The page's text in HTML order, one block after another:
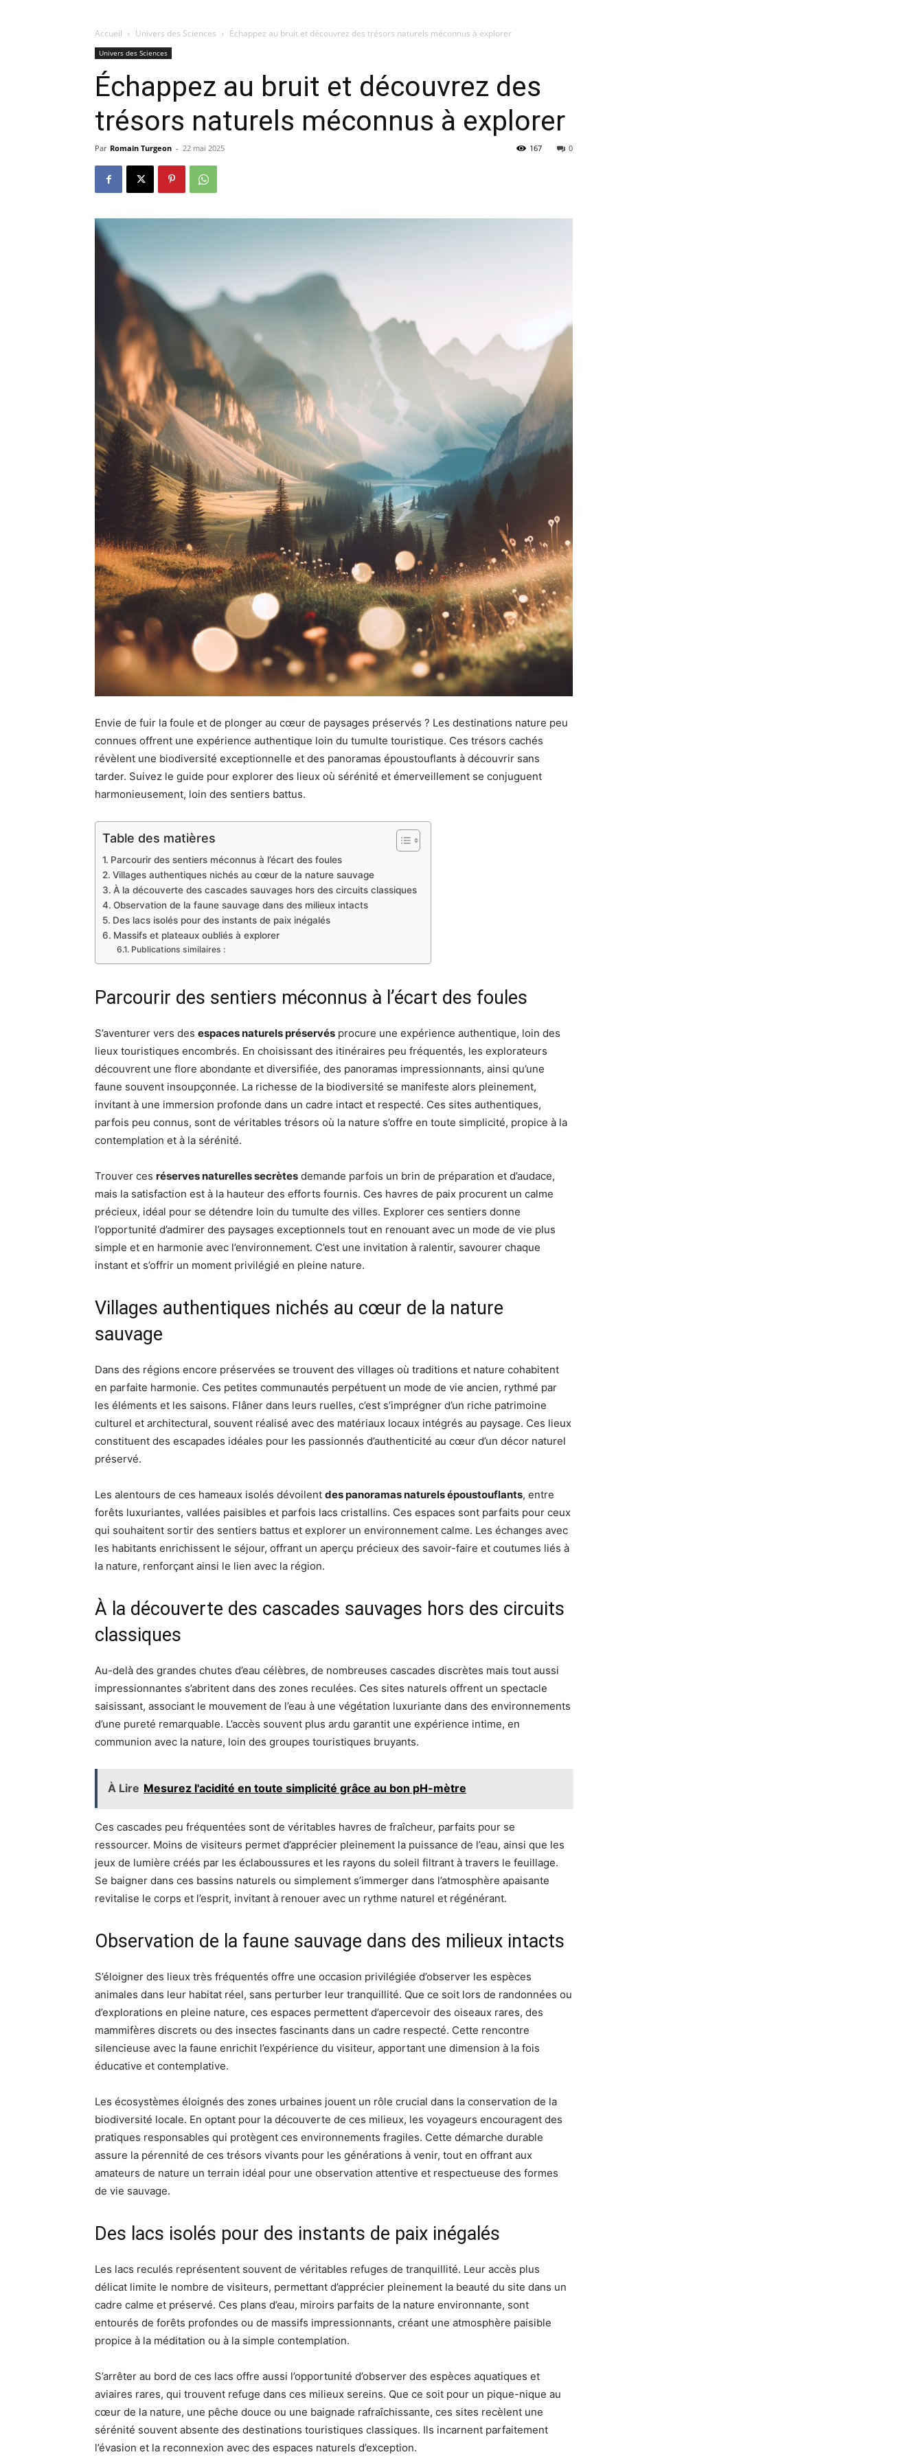
Accueil Univers des Sciences Échappez au bruit et découvrez des trésors naturels méconnus à explorer
Univers des Sciences
Échappez au bruit et découvrez des
trésors naturels méconnus à explorer
Par Romain Turgeon - 22 mai 2025 0
167
Envie de fuir la foule et de plonger au cœur de paysages préservés ? Les destinations nature peu
connues offrent une expérience authentique loin du tumulte touristique. Ces trésors cachés
révèlent une biodiversité exceptionnelle et des panoramas époustouflants à découvrir sans
tarder. Suivez le guide pour explorer des lieux où sérénité et émerveillement se conjuguent
harmonieusement, loin des sentiers battus.
Table des matières
Parcourir des sentiers méconnus à l’écart des foules
Villages authentiques nichés au cœur de la nature sauvage
À la découverte des cascades sauvages hors des circuits classiques
Observation de la faune sauvage dans des milieux intacts
Des lacs isolés pour des instants de paix inégalés
Massifs et plateaux oubliés à explorer
Publications similaires :
Parcourir des sentiers méconnus à l’écart des foules
S’aventurer vers des espaces naturels préservés procure une expérience authentique, loin des
lieux touristiques encombrés. En choisissant des itinéraires peu fréquentés, les explorateurs
découvrent une flore abondante et diversifiée, des panoramas impressionnants, ainsi qu’une
faune souvent insoupçonnée. La richesse de la biodiversité se manifeste alors pleinement,
invitant à une immersion profonde dans un cadre intact et respecté. Ces sites authentiques,
parfois peu connus, sont de véritables trésors où la nature s’offre en toute simplicité, propice à la
contemplation et à la sérénité.
Trouver ces réserves naturelles secrètes demande parfois un brin de préparation et d’audace,
mais la satisfaction est à la hauteur des efforts fournis. Ces havres de paix procurent un calme
précieux, idéal pour se détendre loin du tumulte des villes. Explorer ces sentiers donne
l’opportunité d’admirer des paysages exceptionnels tout en renouant avec un mode de vie plus
simple et en harmonie avec l’environnement. C’est une invitation à ralentir, savourer chaque
instant et s’offrir un moment privilégié en pleine nature.
Villages authentiques nichés au cœur de la nature
sauvage
Dans des régions encore préservées se trouvent des villages où traditions et nature cohabitent
en parfaite harmonie. Ces petites communautés perpétuent un mode de vie ancien, rythmé par
les éléments et les saisons. Flâner dans leurs ruelles, c’est s’imprégner d’un riche patrimoine
culturel et architectural, souvent réalisé avec des matériaux locaux intégrés au paysage. Ces lieux
constituent des escapades idéales pour les passionnés d’authenticité au cœur d’un décor naturel
préservé.
Les alentours de ces hameaux isolés dévoilent des panoramas naturels époustouflants, entre
forêts luxuriantes, vallées paisibles et parfois lacs cristallins. Ces espaces sont parfaits pour ceux
qui souhaitent sortir des sentiers battus et explorer un environnement calme. Les échanges avec
les habitants enrichissent le séjour, offrant un aperçu précieux des savoir-faire et coutumes liés à
la nature, renforçant ainsi le lien avec la région.
À la découverte des cascades sauvages hors des circuits
classiques
Au-delà des grandes chutes d’eau célèbres, de nombreuses cascades discrètes mais tout aussi
impressionnantes s’abritent dans des zones reculées. Ces sites naturels offrent un spectacle
saisissant, associant le mouvement de l’eau à une végétation luxuriante dans des environnements
d’une pureté remarquable. L’accès souvent plus ardu garantit une expérience intime, en
communion avec la nature, loin des groupes touristiques bruyants.
À Lire Mesurez l'acidité en toute simplicité grâce au bon pH-mètre
Ces cascades peu fréquentées sont de véritables havres de fraîcheur, parfaits pour se
ressourcer. Moins de visiteurs permet d’apprécier pleinement la puissance de l’eau, ainsi que les
jeux de lumière créés par les éclaboussures et les rayons du soleil filtrant à travers le feuillage.
Se baigner dans ces bassins naturels ou simplement s’immerger dans l’atmosphère apaisante
revitalise le corps et l’esprit, invitant à renouer avec un rythme naturel et régénérant.
Observation de la faune sauvage dans des milieux intacts
S’éloigner des lieux très fréquentés offre une occasion privilégiée d’observer les espèces
animales dans leur habitat réel, sans perturber leur tranquillité. Que ce soit lors de randonnées ou
d’explorations en pleine nature, ces espaces permettent d’apercevoir des oiseaux rares, des
mammifères discrets ou des insectes fascinants dans un cadre respecté. Cette rencontre
silencieuse avec la faune enrichit l’expérience du visiteur, apportant une dimension à la fois
éducative et contemplative.
Les écosystèmes éloignés des zones urbaines jouent un rôle crucial dans la conservation de la
biodiversité locale. En optant pour la découverte de ces milieux, les voyageurs encouragent des
pratiques responsables qui protègent ces environnements fragiles. Cette démarche durable
assure la pérennité de ces trésors vivants pour les générations à venir, tout en offrant aux
amateurs de nature un terrain idéal pour une observation attentive et respectueuse des formes
de vie sauvage.
Des lacs isolés pour des instants de paix inégalés
Les lacs reculés représentent souvent de véritables refuges de tranquillité. Leur accès plus
délicat limite le nombre de visiteurs, permettant d’apprécier pleinement la beauté du site dans un
cadre calme et préservé. Ces plans d’eau, miroirs parfaits de la nature environnante, sont
entourés de forêts profondes ou de massifs impressionnants, créant une atmosphère paisible
propice à la méditation ou à la simple contemplation.
S’arrêter au bord de ces lacs offre aussi l’opportunité d’observer des espèces aquatiques et
aviaires rares, qui trouvent refuge dans ces milieux sereins. Que ce soit pour un pique-nique au
cœur de la nature, une pêche douce ou une baignade rafraîchissante, ces sites recèlent une
sérénité souvent absente des destinations touristiques classiques. Ils incarnent parfaitement
l’évasion et la reconnexion avec des espaces naturels d’exception.